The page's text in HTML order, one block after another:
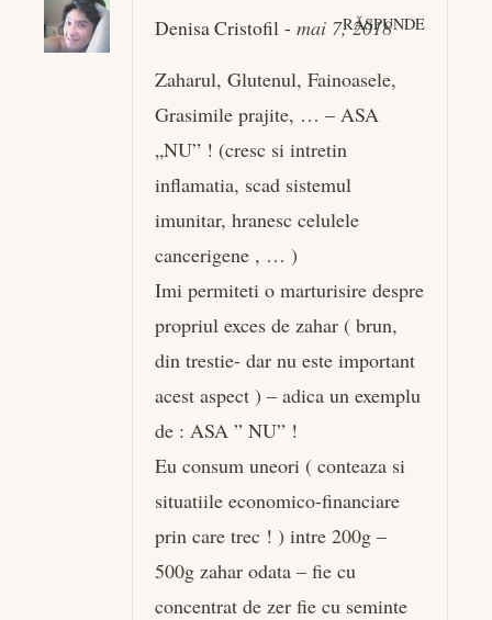
Denisa Cristofil - mai 7, 2018
RĂSPUNDE
Zaharul, Glutenul, Fainoasele,
Grasimile prajite, … – ASA
„NU” ! (cresc si intretin
inflamatia, scad sistemul
imunitar, hranesc celulele
cancerigene , … )
Imi permiteti o marturisire despre
propriul exces de zahar ( brun,
din trestie- dar nu este important
acest aspect ) – adica un exemplu
de : ASA ” NU” !
Eu consum uneori ( conteaza si
situatiile economico-financiare
prin care trec ! ) intre 200g –
500g zahar odata – fie cu
concentrat de zer fie cu seminte